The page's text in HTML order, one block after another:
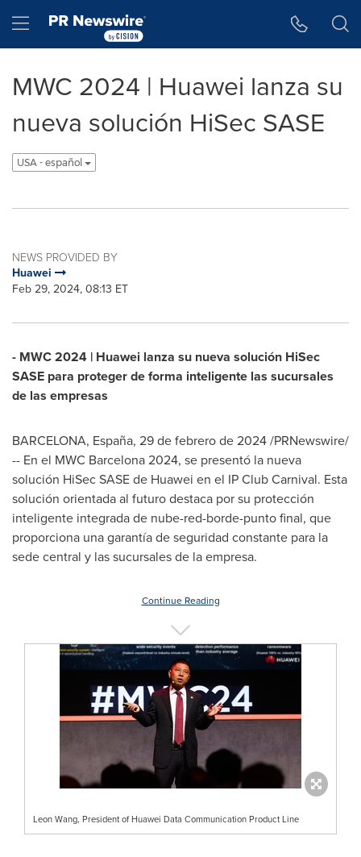
Hamburger menu
MWC 2024 | Huawei lanza su
nueva solución HiSec SASE
USA - español
NEWS PROVIDED BY
Huawei
Feb 29, 2024, 08:13 ET
- MWC 2024 | Huawei lanza su nueva solución HiSec
SASE para proteger de forma inteligente las sucursales
de las empresas
BARCELONA, España, 29 de febrero de 2024/PRNewswire/
-- En el MWC Barcelona2024, se presentó la nueva
solución HiSec SASEde Huawei en el IPClubCarnival. Esta
solución orientada al futuro destaca por su protección
inteligente integrada de nube-red-borde-punto final, que
proporciona una garantía de seguridad constante para la
sede central y las sucursales de la empresa.
Continue Reading
Leon Wang, President of Huawei Data Communication Product Line